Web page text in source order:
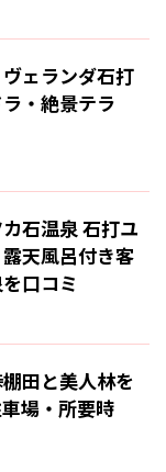
ヴェランダ石打
・絶景テラ
石温泉 石打ユ
天風呂付き客
口コミ
棚田と美人林を
場・所要時